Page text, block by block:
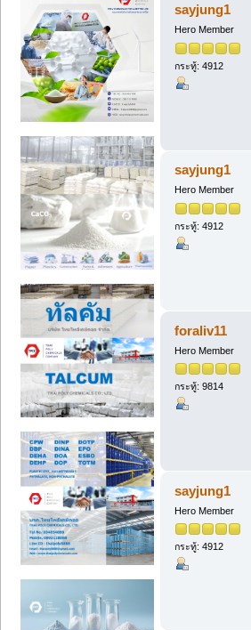
sayjung1
Hero Member
กระทู้: 4912
sayjung1
Hero Member
กระทู้: 4912
foraliv11
Hero Member
กระทู้: 9814
sayjung1
Hero Member
กระทู้: 4912